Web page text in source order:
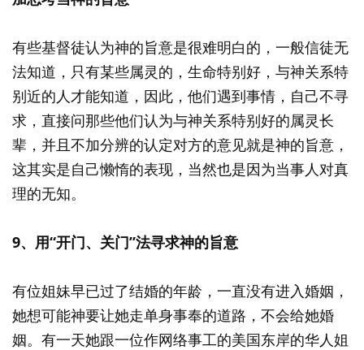
有些基督徒认为神的旨意是很难明白的，一般信徒无
法知道，只有某些属灵的，生命特别好，与神关系特
别近的人才能知道，因此，他们遇到事情，自己不寻
求，直接问那些他们认为与神关系特别好的属灵长
辈，并且不加分辨的认定对方的意见就是神的旨意，
这其实是自己懒惰的表现，当然也是因为当事人对真
理的无知。
9、用“开门、关门”法寻求神的旨意
有位姐妹早已过了结婚的年龄，一直没有进入婚姻，
她想可能神要让她走单身事奉的道路，不会给她婚
姻。有一天她跟一位作网络事工的美国东岸的华人姐